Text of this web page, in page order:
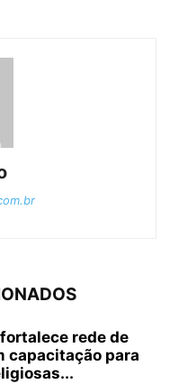
rede de
capacitação para